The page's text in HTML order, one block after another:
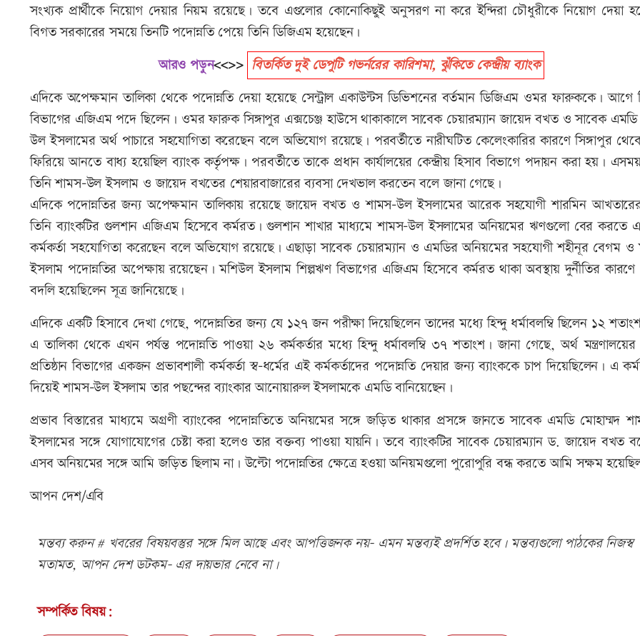
সংখ্যক প্রার্থীকে নিয়োগ দেয়ার নিয়ম রয়েছে। তবে এগুলোর কোনোকিছুই অনুসরণ না করে ইন্দিরা চৌধুরীকে নিয়োগ দেয়া
বিগত সরকারের সময়ে তিনটি পদোন্নতি পেয়ে তিনি ডিজিএম হয়েছেন।
আরও পড়ুন<<>> বিতর্কিত দুই ডেপুটি গভর্নরের কারিশমা, ঝুঁকিতে কেন্দ্রীয় ব্যাংক
এদিকে অপেক্ষমান তালিকা থেকে পদোন্নতি দেয়া হয়েছে সেন্ট্রাল একাউন্টস ডিভিশনের বর্তমান ডিজিএম ওমর ফারুককে। আগে
বিভাগের এজিএম পদে ছিলেন। ওমর ফারুক সিঙ্গাপুর এক্সচেঞ্জ হাউসে থাকাকালে সাবেক চেয়ারম্যান জায়েদ বখত ও সাবেক
উল ইসলামের অর্থ পাচারে সহযোগিতা করেছেন বলে অভিযোগ রয়েছে। পরবর্তীতে নারীঘটিত কেলেংকারির কারণে সিঙ্গাপুর
ফিরিয়ে আনতে বাধ্য হয়েছিল ব্যাংক কর্তৃপক্ষ। পরবর্তীতে তাকে প্রধান কার্যালয়ের কেন্দ্রীয় হিসাব বিভাগে পদায়ন করা হয়।
তিনি শামস-উল ইসলাম ও জায়েদ বখতের শেয়ারবাজারের ব্যবসা দেখভাল করতেন বলে জানা গেছে।
এদিকে পদোন্নতির জন্য অপেক্ষমান তালিকায় রয়েছে জায়েদ বখত ও শামস-উল ইসলামের আরেক সহযোগী শারমিন
তিনি ব্যাংকটির গুলশান এজিএম হিসেবে কর্মরত। গুলশান শাখার মাধ্যমে শামস-উল ইসলামের অনিয়মের ঋণগুলো বের করতে এ
কর্মকর্তা সহযোগিতা করেছেন বলে অভিযোগ রয়েছে। এছাড়া সাবেক চেয়ারম্যান ও এমডির অনিয়মের সহযোগী শহীনূর বেগম
ইসলাম পদোন্নতির অপেক্ষায় রয়েছেন। মশিউল ইসলাম শিল্পঋণ বিভাগের এজিএম হিসেবে কর্মরত থাকা অবস্থায় দুর্নীতির
বদলি হয়েছিলেন সূত্র জানিয়েছে।
এদিকে একটি হিসাবে দেখা গেছে, পদোন্নতির জন্য যে ১২৭ জন পরীক্ষা দিয়েছিলেন তাদের মধ্যে হিন্দু ধর্মাবলম্বি ছিলেন ১২
এ তালিকা থেকে এখন পর্যন্ত পদোন্নতি পাওয়া ২৬ কর্মকর্তার মধ্যে হিন্দু ধর্মাবলম্বি ৩৭ শতাংশ। জানা গেছে, অর্থ
প্রতিষ্ঠান বিভাগের একজন প্রভাবশালী কর্মকর্তা স্ব-ধর্মের এই কর্মকর্তাদের পদোন্নতি দেয়ার জন্য ব্যাংককে চাপ দিয়েছিলেন। এ
দিয়েই শামস-উল ইসলাম তার পছন্দের ব্যাংকার আনোয়ারুল ইসলামকে এমডি বানিয়েছেন।
প্রভাব বিস্তারের মাধ্যমে অগ্রণী ব্যাংকের পদোন্নতিতে অনিয়মের সঙ্গে জড়িত থাকার প্রসঙ্গে জানতে সাবেক এমডি মোহাম্মদ
ইসলামের সঙ্গে যোগাযোগের চেষ্টা করা হলেও তার বক্তব্য পাওয়া যায়নি। তবে ব্যাংকটির সাবেক চেয়ারম্যান ড. জায়েদ বখত
এসব অনিয়মের সঙ্গে আমি জড়িত ছিলাম না। উল্টো পদোন্নতির ক্ষেত্রে হওয়া অনিয়মগুলো পুরোপুরি বন্ধ করতে আমি সক্ষম
আপন দেশ/এবি
মন্তব্য করুন # খবরের বিষয়বস্তুর সঙ্গে মিল আছে এবং আপত্তিজনক নয়- এমন মন্তব্যই প্রদর্শিত হবে। মন্তব্যগুলো পাঠকের নিজস্ব
মতামত, আপন দেশ ডটকম- এর দায়ভার নেবে না।
সম্পর্কিত বিষয়: